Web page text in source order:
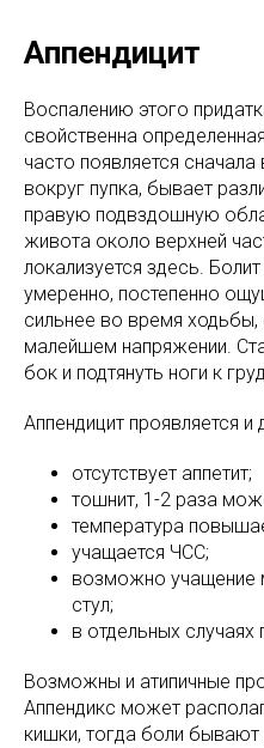
Аппендицит
Воспалению этого
свойственна
часто появляется сначала
вокруг пупка, бывает
правую подвздошную
живота около верхней
локализуется здесь.
умеренно, постепенно
сильнее во время
малейшем напряжении.
бок и подтянуть ноги к
Аппендицит проявляется
отсутствует аппетит;
тошнит, 1-2 раза
температура
учащается ЧСС;
возможно учащение
стул;
в отдельных
Возможны и атипичные
Аппендикс может
кишки, тогда боли